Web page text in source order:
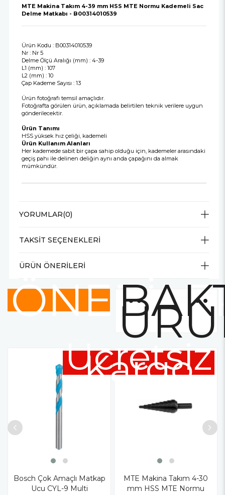
MTE Makina Takım 4-39 mm HSS MTE Normu Kademeli Sac
Delme Matkabı - B00314010539
Ürün Kodu : B00314010539
Nr : Nr 5
Delme Ölçü Aralığı (mm) : 4-39
L1 (mm) : 107
L2 (mm) : 10
Çap Kademe Sayısı : 13
Ürün fotoğrafı temsil amaçlıdır.
Fotoğrafta görülen ürün, açıklamada belirtilen teknik verilere uygun
gönderilecektir.
Ürün Tanımı
HSS yüksek hız çeliği, kademeli
Ürün Kullanım Alanları
Her kademede sabit bir çapa sahip olduğu için, kademeler arasındaki
geçiş pahı ile delinen deliğin aynı anda çapağını da almak
mümkündür.
YORUMLAR(0)
TAKSIT SEÇENEKLERI
ÜRÜN ÖNERILERI
Bosch Çok Amaçlı Matkap
Ucu CYL-9 Multi
MTE Makina Takım 4-30
mm HSS MTE Normu
Ücretsiz
Kargo